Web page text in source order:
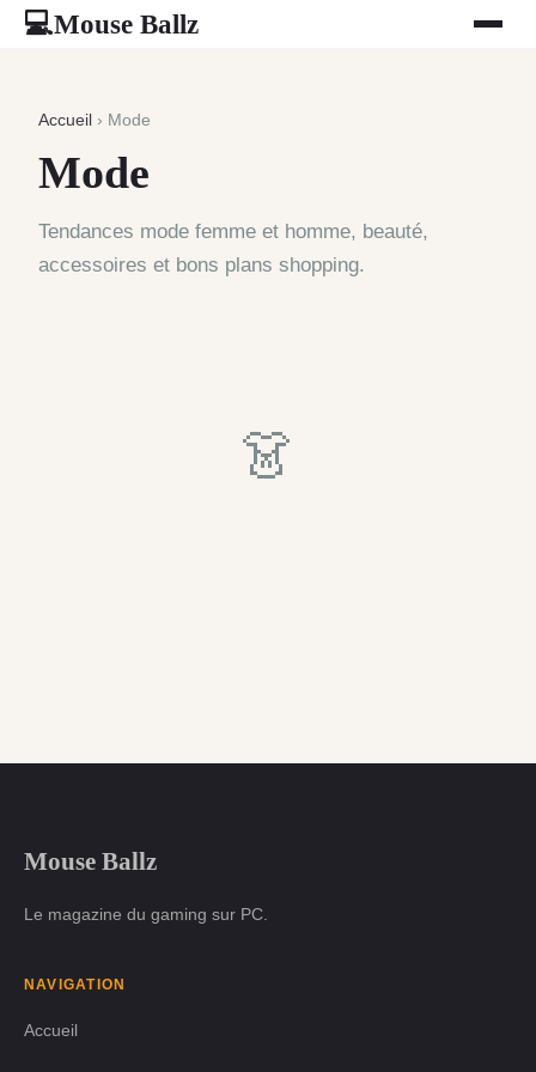
💻Mouse Ballz
Accueil › Mode
Mode
Tendances mode femme et homme, beauté,
accessoires et bons plans shopping.
👗
Mouse Ballz
Le magazine du gaming sur PC.
NAVIGATION
Accueil